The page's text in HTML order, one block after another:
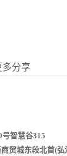
多分享
智慧谷315
贸城东段北首(弘